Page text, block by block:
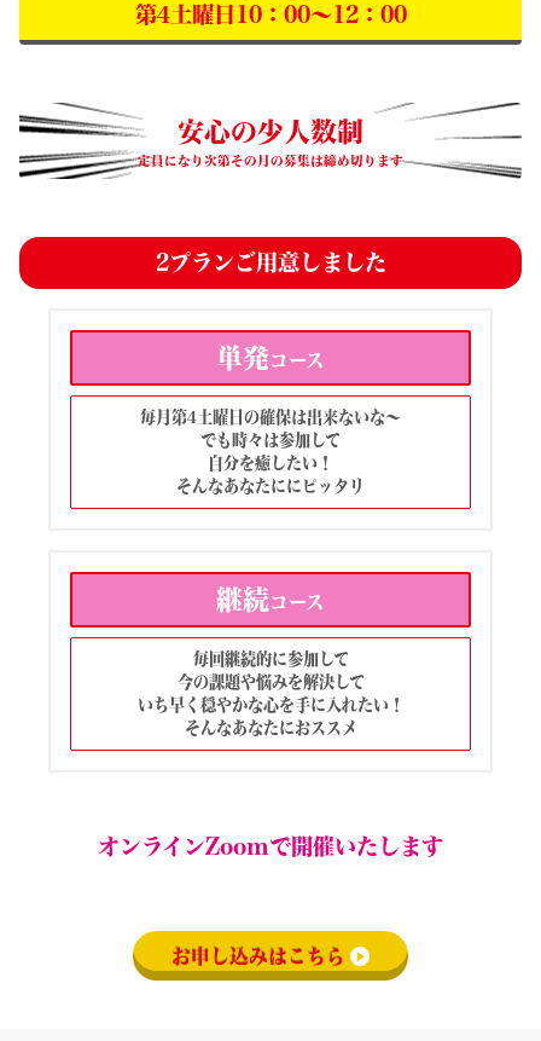
第4土曜日10：00～12：00
安心の少人数制
定員になり次第その月の募集は締め切ります
2プランご用意しました
単発コース
毎月第4土曜日の確保は出来ないな～
でも時々は参加して
自分を癒したい！
そんなあなたににピッタリ
継続コース
毎回継続的に参加して
今の課題や悩みを解決して
いち早く穏やかな心を手に入れたい！
そんなあなたにおススメ
オンラインZoomで開催いたします
お申し込みはこちら